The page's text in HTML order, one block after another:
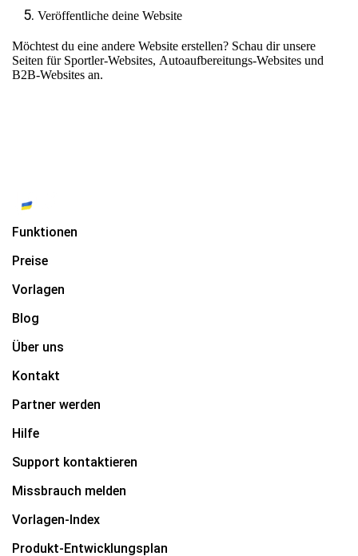
Veröffentliche deine Website
Möchtest du eine andere Website erstellen? Schau dir unsere
Seiten für Sportler-Websites, Autoaufbereitungs-Websites und
B2B-Websites an.
Funktionen
Preise
Vorlagen
Blog
Über uns
Kontakt
Partner werden
Hilfe
Support kontaktieren
Missbrauch melden
Vorlagen-Index
Produkt-Entwicklungsplan